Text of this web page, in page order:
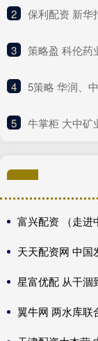
2 保利配资 新华指数|药草飘香
3 策略盈 科伦药
4 ​5策略 华润、中海
5 牛掌柜 大中矿业
富兴配资 （走进
天天配资网 中国
星富优配 从干涸
翼牛网 两水库联